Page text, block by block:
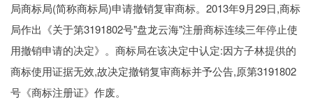
局商标局(简称商标局)申请撤销复审商标。2013年9月29日,商标
局作出《关于第3191802号"盘龙云海"注册商标连续三年停止使
用撤销申请的决定》。商标局在该决定中认定:因方子林提供的
商标使用证据无效,故决定撤销复审商标并予公告,原第3191802
号《商标注册证》作废。